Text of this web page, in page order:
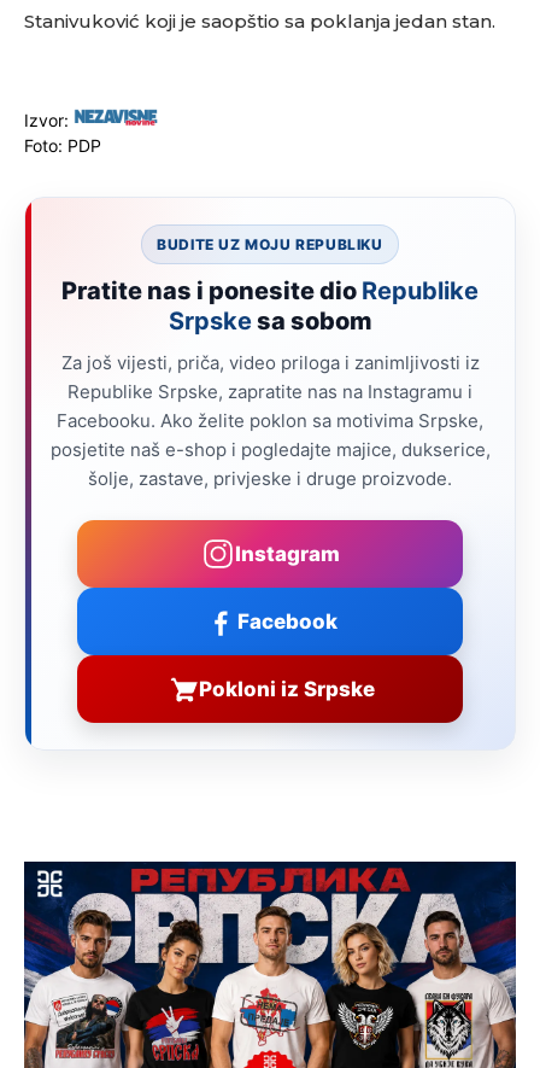
Stanivuković koji je saopštio sa poklanja jedan stan.
Izvor:
Foto: PDP
BUDITE UZ MOJU REPUBLIKU
Pratite nas i ponesite dio Republike
Srpskesa sobom
Za još vijesti, priča, video priloga i zanimljivosti iz
Republike Srpske, zapratite nas na Instagramu i
Facebooku. Ako želite poklon sa motivima Srpske,
posjetite naš e-shop i pogledajte majice, dukserice,
šolje, zastave, privjeske i druge proizvode.
Instagram
Facebook
Pokloni iz Srpske